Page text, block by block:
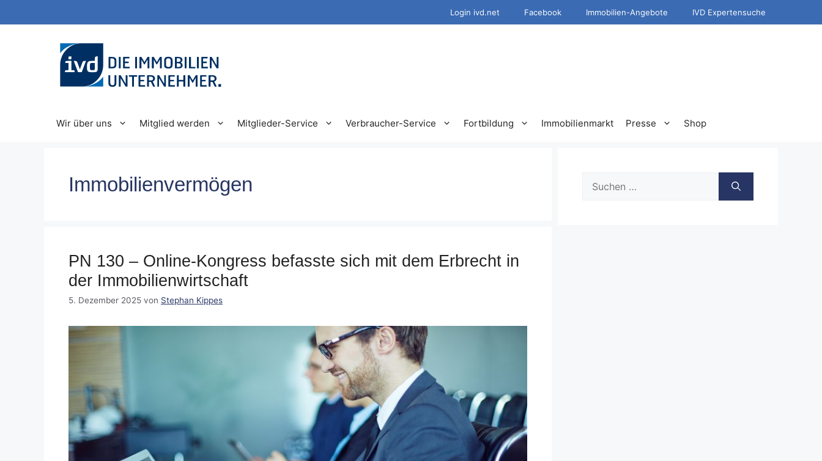
Inhalt
Login ivd.net Facebook Immobilien-Angebote IVD Expertensuche
Wir über uns Mitglied werden Mitglieder-Service Verbraucher-Service Fortbildung Immobilienmarkt Presse Shop
Immobilienvermögen
PN 130 – Online-Kongress befasste sich mit dem Erbrecht in
der Immobilienwirtschaft
5. Dezember 2025 von Stephan Kippes
nach: